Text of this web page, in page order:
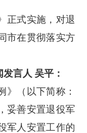
正式实施，对退
市在贯彻落实方
言人 吴平：
》（以下简称：
妥善安置退役军
军人安置工作的